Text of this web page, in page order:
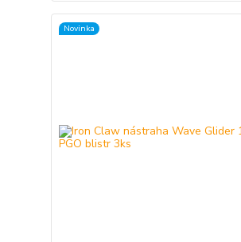
Novinka